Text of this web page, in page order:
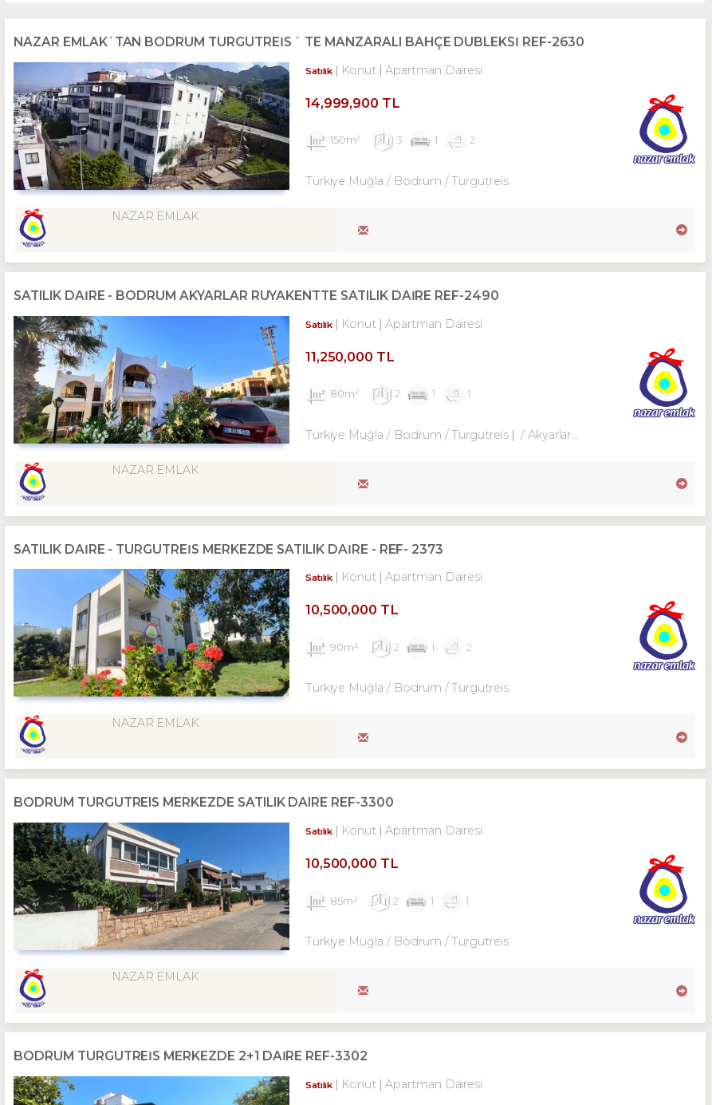
NAZAR EMLAK`TAN BODRUM TURGUTREİS ` TE MANZARALI BAHÇE DUBLEKSİ REF-2630
Satılık Konut Apartman Dairesi
14,999,900 TL
150m² 3 1 2
Türkiye Muğla / Bodrum / Turgutreis
NAZAR EMLAK
SATILIK DAİRE - BODRUM AKYARLAR RÜYAKENTTE SATILIK DAİRE REF-2490
Satılık Konut Apartman Dairesi
11,250,000 TL
80m² 2 1 1
Türkiye Muğla / Bodrum / Turgutreis / Akyarlar Mah.
NAZAR EMLAK
SATILIK DAİRE - TURGUTREİS MERKEZDE SATILIK DAİRE - REF- 2373
Satılık Konut Apartman Dairesi
10,500,000 TL
90m² 2 1 2
Türkiye Muğla / Bodrum / Turgutreis
NAZAR EMLAK
BODRUM TURGUTREIS MERKEZDE SATILIK DAIRE REF-3300
Satılık Konut Apartman Dairesi
10,500,000 TL
85m² 2 1 1
Türkiye Muğla / Bodrum / Turgutreis
NAZAR EMLAK
BODRUM TURGUTREİS MERKEZDE 2+1 DAİRE REF-3302
Satılık Konut Apartman Dairesi